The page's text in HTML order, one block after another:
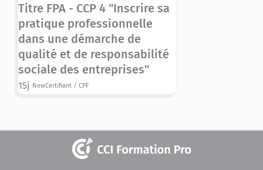
Titre FPA - CCP 4 "Inscrire sa
pratique professionnelle
dans une démarche de
qualité et de responsabilité
sociale des entreprises"
15j NewCertifiant / CPF